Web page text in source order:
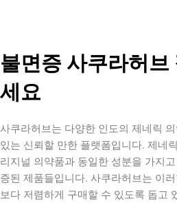
불면증 사쿠라허브
세요
사쿠라허브는 다양한 인도의 제네릭
있는 신뢰할 만한 플랫폼입니다. 제네
리지널 의약품과 동일한 성분을 가지
증된 제품들입니다. 사쿠라허브는 이
보다 저렴하게 구매할 수 있도록 돕고